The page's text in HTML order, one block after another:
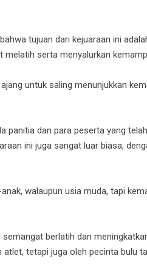
tujuan dari kejuaraan ini
serta menyalurkan
untuk saling menunjukkan
panitia dan para peserta yang
ini juga sangat luar biasa,
walaupun usia muda, tapi
berlatih dan
tetapi juga oleh pecinta bulu